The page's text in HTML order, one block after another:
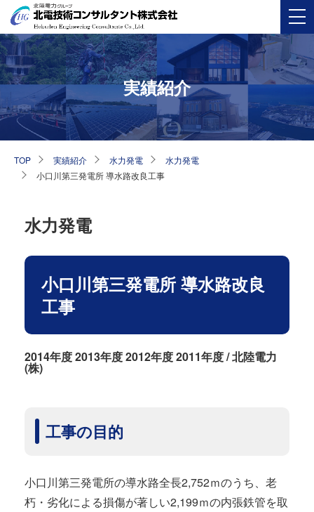
実績紹介
TOP 実績紹介 水力発電
水力発電
小口川第三発電所 導水路改良工事
水力発電
小口川第三発電所 導水路改良
工事
2014年度 2013年度 2012年度 2011年度 / 北陸電力
(株)
工事の目的
小口川第三発電所の導水路全長2,752ｍのうち、老
朽・劣化による損傷が著しい2,199ｍの内張鉄管を取